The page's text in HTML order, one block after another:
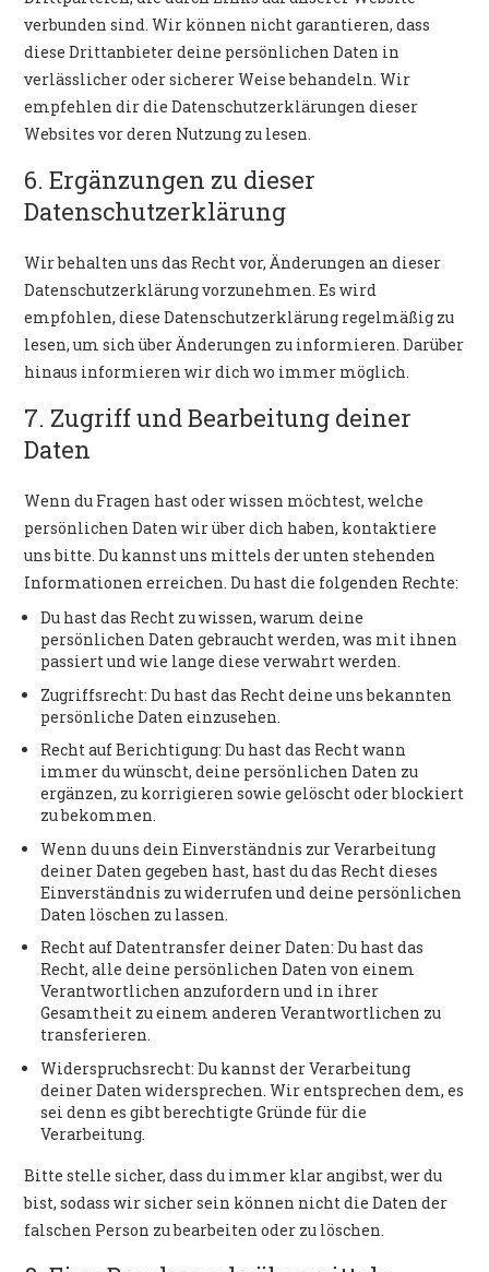
verbunden sind. Wir können nicht garantieren, dass
diese Drittanbieter deine persönlichen Daten in
verlässlicher oder sicherer Weise behandeln. Wir
empfehlen dir die Datenschutzerklärungen dieser
Websites vor deren Nutzung zu lesen.
6. Ergänzungen zu dieser
Datenschutzerklärung
Wir behalten uns das Recht vor, Änderungen an dieser
Datenschutzerklärung vorzunehmen. Es wird
empfohlen, diese Datenschutzerklärung regelmäßig zu
lesen, um sich über Änderungen zu informieren. Darüber
hinaus informieren wir dich wo immer möglich.
7. Zugriff und Bearbeitung deiner
Daten
Wenn du Fragen hast oder wissen möchtest, welche
persönlichen Daten wir über dich haben, kontaktiere
uns bitte. Du kannst uns mittels der unten stehenden
Informationen erreichen. Du hast die folgenden Rechte:
Du hast das Recht zu wissen, warum deine
persönlichen Daten gebraucht werden, was mit ihnen
passiert und wie lange diese verwahrt werden.
Zugriffsrecht: Du hast das Recht deine uns bekannten
persönliche Daten einzusehen.
Recht auf Berichtigung: Du hast das Recht wann
immer du wünscht, deine persönlichen Daten zu
ergänzen, zu korrigieren sowie gelöscht oder blockiert
zu bekommen.
Wenn du uns dein Einverständnis zur Verarbeitung
deiner Daten gegeben hast, hast du das Recht dieses
Einverständnis zu widerrufen und deine persönlichen
Daten löschen zu lassen.
Recht auf Datentransfer deiner Daten: Du hast das
Recht, alle deine persönlichen Daten von einem
Verantwortlichen anzufordern und in ihrer
Gesamtheit zu einem anderen Verantwortlichen zu
transferieren.
Widerspruchsrecht: Du kannst der Verarbeitung
deiner Daten widersprechen. Wir entsprechen dem, es
sei denn es gibt berechtigte Gründe für die
Verarbeitung.
Bitte stelle sicher, dass du immer klar angibst, wer du
bist, sodass wir sicher sein können nicht die Daten der
falschen Person zu bearbeiten oder zu löschen.